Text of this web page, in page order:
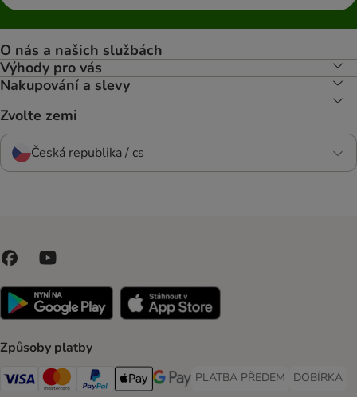
O nás a našich službách
Výhody pro vás
Nakupování a slevy
Zvolte zemi
Česká republika / cs
Způsoby platby
Visa Payment Method
Mastercard Payment Method
PayPal Payment Method
Apple pay Payment Method
GooglePay Payment Method
PLATBA PŘEDEM
PLATBA PŘEDEM Payment
DOBÍRKA
DOBÍRKA